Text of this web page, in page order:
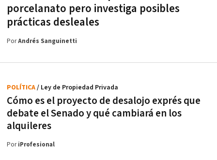
porcelanato pero investiga posibles
prácticas desleales
PorAndrés Sanguinetti
Cómo es el proyecto de desalojo exprés que
debate el Senado y qué cambiará en los
alquileres
POLÍTICA/ Ley de Propiedad Privada
PoriProfesional